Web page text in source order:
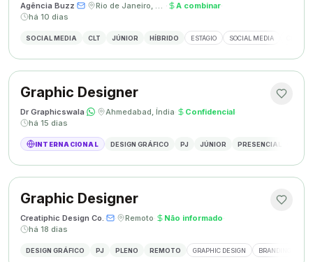
Agência Buzz· · Rio de Janeiro, Brasil · A combinar·
há 10 dias
SOCIAL MEDIA CLT JÚNIOR HÍBRIDO ESTÁGIO SOCIAL MEDIA
Graphic Designer
Dr Graphicswala· · Ahmedabad, Índia· Confidencial·
há 15 dias
INTERNACIONAL DESIGN GRÁFICO PJ JÚNIOR PRESENCIAL
Graphic Designer
Creatiphic Design Co.· · Remoto· Não informado·
há 18 dias
DESIGN GRÁFICO PJ PLENO REMOTO GRAPHIC DESIGN BRANDING